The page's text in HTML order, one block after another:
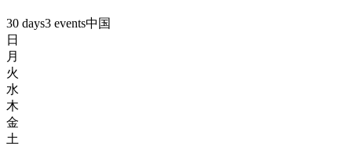
30 days3 events中国
日
月
火
水
木
金
土